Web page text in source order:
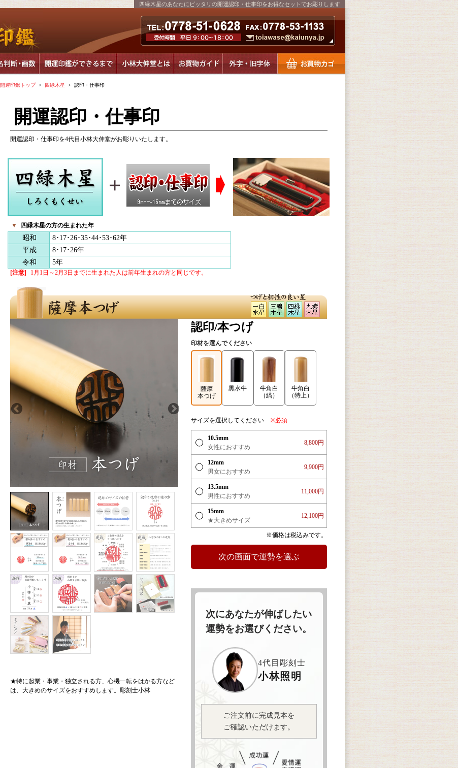
四緑木星のあなたにピッタリの開運認印・仕事印をお得なセットでお彫りします
開運印鑑トップ> 四緑木星 > 認印・仕事印
開運認印・仕事印
開運認印・仕事印を4代目小林大伸堂がお彫りいたします。
▼ 四緑木星の方の生まれた年
昭和
8･17･26･35･44･53･62年
平成
8･17･26年
令和
5年
[注意] 1月1日～2月3日までに生まれた人は前年生まれの方と同じです。
★特に起業・事業・独立される方、心機一転をはかる方など
は、大きめのサイズをおすすめします。彫刻士小林
認印/本つげ
印材を選んでください
薩摩
本つげ
黒水牛
牛角白
（縞）
牛角白
（特上）
サイズを選択してください ※必須
10.5mm
女性におすすめ
8,800円
12mm
男女におすすめ
9,900円
13.5mm
男性におすすめ
11,000円
15mm
★大きめサイズ
12,100円
※価格は税込みです。
次にあなたが伸ばしたい
運勢をお選びください。
4代目彫刻士
小林照明
ご注文前に完成見本を
ご確認いただけます。